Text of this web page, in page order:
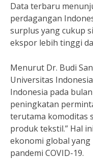
Data terbaru
perdagangan
surplus yang cukup
ekspor lebih tinggi
Menurut Dr. Budi
Universitas
Indonesia pada
peningkatan
terutama komoditas
produk tekstil.” Hal
ekonomi global
pandemi COVID-19.